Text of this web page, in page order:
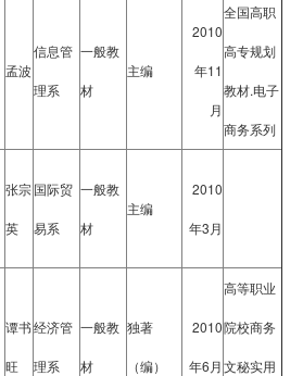
孟波
信息管
理系
一般教
材
主编
2010
年11
月
全国高职
高专规划
教材.电子
商务系列
张宗
英
国际贸
易系
一般教
材
主编
2010
年3月
谭书
旺
经济管
理系
一般教
材
独著
（编）
2010
年6月
高等职业
院校商务
文秘实用